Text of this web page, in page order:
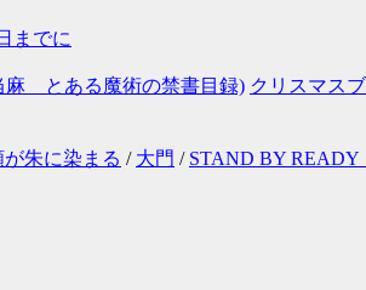
までに
麻 とある魔術の禁書目録) クリスマス
が朱に染まる / 大門 / STAND BY READY